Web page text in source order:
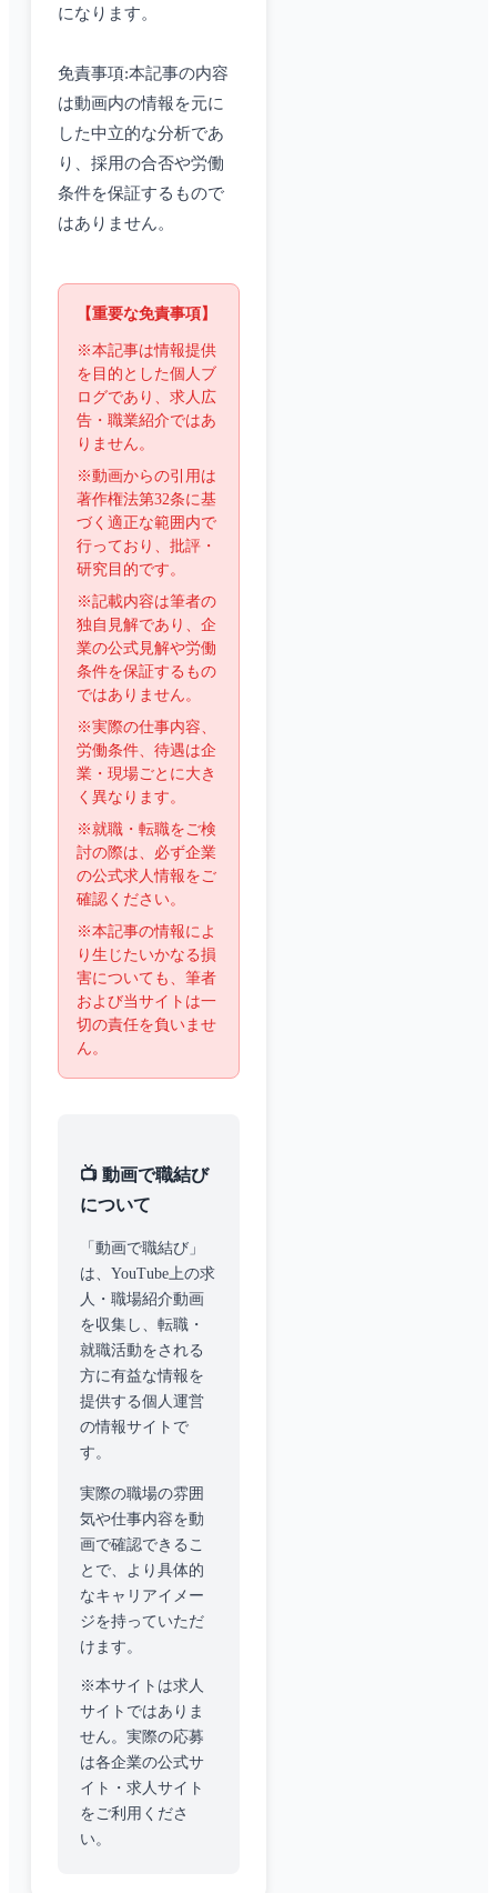
になります。
免責事項:本記事の内容
は動画内の情報を元に
した中立的な分析であ
り、採用の合否や労働
条件を保証するもので
はありません。
【重要な免責事項】
※本記事は情報提供
を目的とした個人ブ
ログであり、求人広
告・職業紹介ではあ
りません。
※動画からの引用は
著作権法第32条に基
づく適正な範囲内で
行っており、批評・
研究目的です。
※記載内容は筆者の
独自見解であり、企
業の公式見解や労働
条件を保証するもの
ではありません。
※実際の仕事内容、
労働条件、待遇は企
業・現場ごとに大き
く異なります。
※就職・転職をご検
討の際は、必ず企業
の公式求人情報をご
確認ください。
※本記事の情報によ
り生じたいかなる損
害についても、筆者
および当サイトは一
切の責任を負いませ
ん。
📺 動画で職結び
について
「動画で職結び」
は、YouTube上の求
人・職場紹介動画
を収集し、転職・
就職活動をされる
方に有益な情報を
提供する個人運営
の情報サイトで
す。
実際の職場の雰囲
気や仕事内容を動
画で確認できるこ
とで、より具体的
なキャリアイメー
ジを持っていただ
けます。
※本サイトは求人
サイトではありま
せん。実際の応募
は各企業の公式サ
イト・求人サイト
をご利用くださ
い。